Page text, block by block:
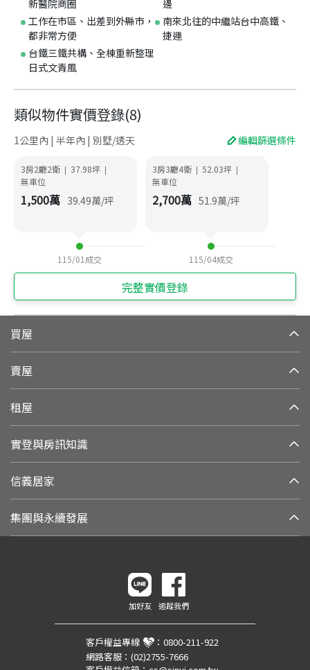
新醫院商圈
邊
工作在市區、出差到外縣市，
都非常方便
南來北往的中繼站台中高鐵、
捷運
台鐵三鐵共構、全棟重新整理
日式文青風
類似物件實價登錄(8)
1公里內 | 半年內 | 別墅/透天 編輯篩選條件
3房2廳2衛 | 37.98坪 |
無車位
1,500萬 39.49萬/坪
115/01 成交
3房3廳4衛 | 52.03坪 |
無車位
2,700萬 51.9萬/坪
115/04成交
完整實價登錄
買屋
賣屋
租屋
實登與房訊知識
信義居家
集團與永續發展
加好友 追蹤我們
客戶權益專線 ： 0800-211-922
網路客服： (02)2755-7666